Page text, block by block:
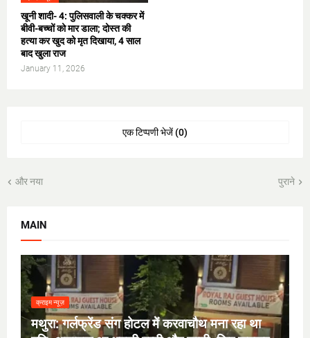
​खूनी शादी- 4: पुलिसवाली के चक्कर में
बीवी-बच्चों को मार डाला; दोस्त की
हत्या कर खुद को मृत दिखाया, 4 साल
बाद खुला राज
January 11, 2026
एक टिप्पणी भेजें (0)
और नया पुराने
MAIN
क्राइम न्यूज़
मथुरा: गर्लफ्रेंड संग होटल में करवाचौथ मना रहा था